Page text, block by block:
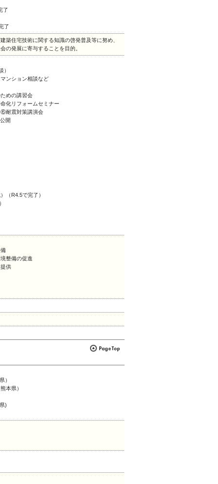
了
了
築住宅技術に関する知識の啓発普及等に努め、
の発展に寄与することを目的。
）
ンション相談など
めの講習会
リフォームセミナー
耐震対策講演会
開
（R4.5で完了）
整備の促進
供
）
本県）
)